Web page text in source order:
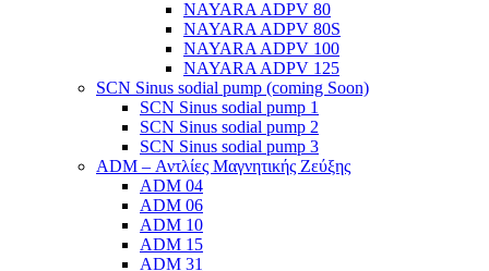
NAYARA ADPV 80
NAYARA ADPV 80S
NAYARA ADPV 100
NAYARA ADPV 125
SCN Sinus sodial pump (coming Soon)
SCN Sinus sodial pump 1
SCN Sinus sodial pump 2
SCN Sinus sodial pump 3
ADM – Αντλίες Μαγνητικής Ζεύξης
ADM 04
ADM 06
ADM 10
ADM 15
ADM 31